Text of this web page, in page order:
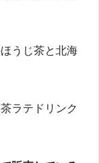
うじ茶と北海
ラテドリンク